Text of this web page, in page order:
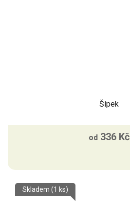
Šípek
od 336 Kč
Skladem (1 ks)